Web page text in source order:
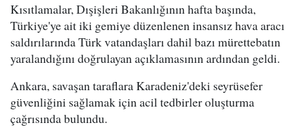
Kısıtlamalar, Dışişleri Bakanlığının hafta başında,
Türkiye'ye ait iki gemiye düzenlenen insansız hava aracı
saldırılarında Türk vatandaşları dahil bazı mürettebatın
yaralandığını doğrulayan açıklamasının ardından geldi.
Ankara, savaşan taraflara Karadeniz'deki seyrüsefer
güvenliğini sağlamak için acil tedbirler oluşturma
çağrısında bulundu.